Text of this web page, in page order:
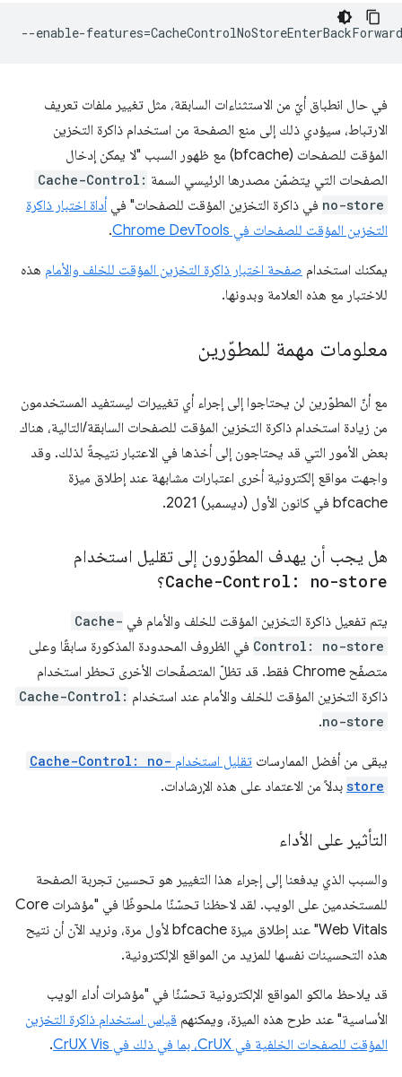
--enable-features=
في حال انطباق أيّ من الاستثناءات السابقة، مثل تغيير ملفات تعريف
الارتباط، سيؤدي ذلك إلى منع الصفحة من استخدام ذاكرة التخزين
المؤقت للصفحات (bfcache) مع ظهور السبب "لا يمكن إدخال
الصفحات التي يتضمّن مصدرها الرئيسي السمة Cache-Control:
no-store في ذاكرة التخزين المؤقت للصفحات" في أداة اختبار ذاكرة
التخزين المؤقت للصفحات في Chrome DevTools
.
يمكنك استخدام صفحة اختبار ذاكرة التخزين المؤقت للخلف والأمام هذه
للاختبار مع هذه العلامة وبدونها.
معلومات مهمة للمطوّرين
مع أنّ المطوّرين لن يحتاجوا إلى إجراء أي تغييرات ليستفيد المستخدمون
من زيادة استخدام ذاكرة التخزين المؤقت للصفحات السابقة/التالية، هناك
بعض الأمور التي قد يحتاجون إلى أخذها في الاعتبار نتيجةً لذلك. وقد
واجهت مواقع إلكترونية أخرى اعتبارات مشابهة عند إطلاق ميزة
bfcache في كانون الأول (ديسمبر) 2021.
هل يجب أن يهدف المطوّرون إلى تقليل استخدام
Cache-Control: no-store؟
يتم تفعيل ذاكرة التخزين المؤقت للخلف والأمام في Cache-
Control: no-store في الظروف المحدودة المذكورة سابقًا وعلى
متصفّح Chrome فقط. قد تظلّ المتصفّحات الأخرى تحظر استخدام
ذاكرة التخزين المؤقت للخلف والأمام عند استخدام Cache-Control:
no-store
.
يبقى من أفضل الممارسات تقليل استخدام Cache-Control: no-
store بدلاً من الاعتماد على هذه الإرشادات.
التأثير على الأداء
والسبب الذي يدفعنا إلى إجراء هذا التغيير هو تحسين تجربة الصفحة
للمستخدمين على الويب. لقد لاحظنا تحسّنًا ملحوظًا في "مؤشرات Core
Web Vitals" عند إطلاق ميزة bfcache لأول مرة، ونريد الآن أن نتيح
هذه التحسينات نفسها للمزيد من المواقع الإلكترونية.
قد يلاحظ مالكو المواقع الإلكترونية تحسّنًا في "مؤشرات أداء الويب
الأساسية" عند طرح هذه الميزة، ويمكنهم قياس استخدام ذاكرة التخزين
المؤقت للصفحات الخلفية في CrUX، بما في ذلك في CrUX Vis
.